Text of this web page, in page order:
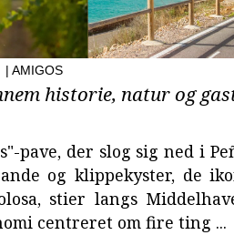
| AMIGOS
historie, natur og
pave, der slog sig ned i
og klippekyster, de
stier langs
centreret om fire ting ...